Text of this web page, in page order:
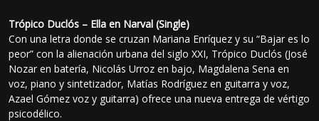
Trópico Duclós – Ella en Narval (Single)
Con una letra donde se cruzan Mariana Enríquez y su “Bajar es lo
peor” con la alienación urbana del siglo XXI, Trópico Duclós (José
Nozar en batería, Nicolás Urroz en bajo, Magdalena Sena en
voz, piano y sintetizador, Matías Rodríguez en guitarra y voz,
Azael Gómez voz y guitarra) ofrece una nueva entrega de vértigo
psicodélico.